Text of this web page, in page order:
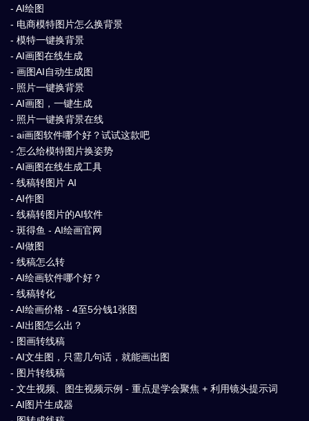
- AI绘图
- 电商模特图片怎么换背景
- 模特一键换背景
- AI画图在线生成
- 画图AI自动生成图
- 照片一键换背景
- AI画图，一键生成
- 照片一键换背景在线
- ai画图软件哪个好？试试这款吧
- 怎么给模特图片换姿势
- AI画图在线生成工具
- 线稿转图片 AI
- AI作图
- 线稿转图片的AI软件
- 斑得鱼 - AI绘画官网
- AI做图
- 线稿怎么转
- AI绘画软件哪个好？
- 线稿转化
- AI绘画价格 - 4至5分钱1张图
- AI出图怎么出？
- 图画转线稿
- AI文生图，只需几句话，就能画出图
- 图片转线稿
- 文生视频、图生视频示例 - 重点是学会聚焦 + 利用镜头提示词
- AI图片生成器